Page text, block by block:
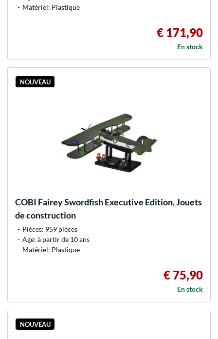
Matériel: Plastique
€ 171,90
En stock
NOUVEAU
COBI Fairey Swordfish Executive Edition, Jouets
de construction
Pièces: 959 pièces
Age: à partir de 10 ans
Matériel: Plastique
€ 75,90
En stock
NOUVEAU